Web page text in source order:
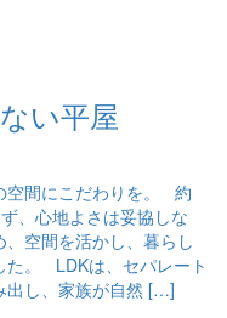
い平屋
空間にこだわりを。 約
、心地よさは妥協しな
空間を活かし、暮らし
た。 LDKは、セパレート
出し、家族が自然 […]